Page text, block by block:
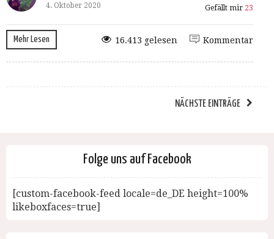
4. Oktober 2020 Gefällt mir 23
Mehr Lesen Kommentar
16.413 gelesen
NÄCHSTE EINTRÄGE
Folge uns auf Facebook
[custom-facebook-feed locale=de_DE height=100%
likeboxfaces=true]